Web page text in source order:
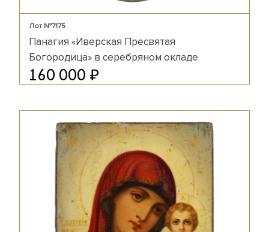
Лот №7175
Панагия «Иверская Пресвятая
Богородица» в серебряном окладе
160 000 ₽